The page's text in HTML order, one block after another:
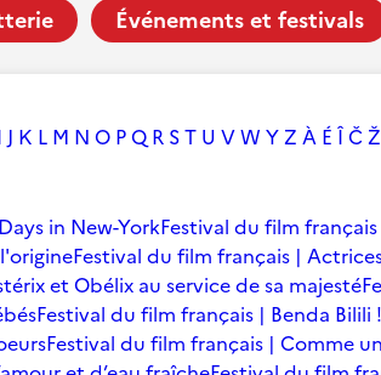
Événements et festivals
J K L M N O PQ R ST U VW YZ À É ÎČŽ
in New-YorkFestival du film
Festival du film français |
et Obélix au service de sa majesté
Festival du film français | Benda Bilili !
Festival du film français | Comme